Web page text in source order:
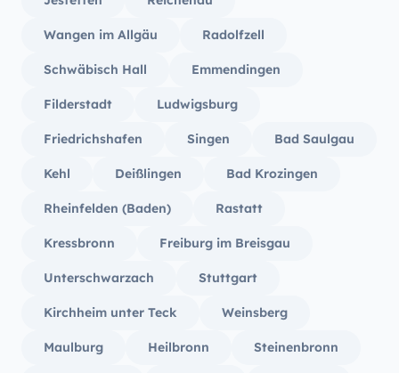
Wangen im Allgäu Radolfzell
Schwäbisch Hall Emmendingen
Filderstadt Ludwigsburg
Friedrichshafen Singen Bad Saulgau
Kehl Deißlingen Bad Krozingen
Rheinfelden (Baden) Rastatt
Kressbronn Freiburg im Breisgau
Unterschwarzach Stuttgart
Kirchheim unter Teck Weinsberg
Maulburg Heilbronn Steinenbronn